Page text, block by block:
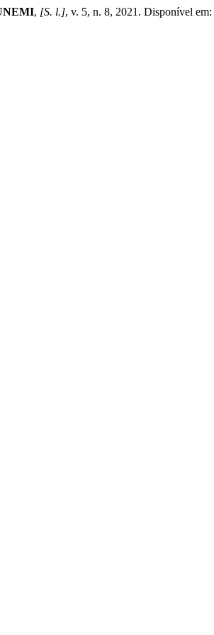
, [S. l.], v. 5, n. 8, 2021. Disponível em: